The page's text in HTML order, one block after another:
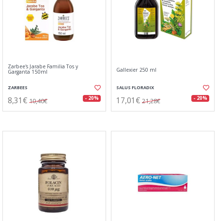
Zarbee's Jarabe Familia Tos y
Garganta 150ml
ZARBEES
8,31€ 10,40€ - 20%
Gallexier 250 ml
SALUS FLORADIX
17,01€ 21,28€ - 20%